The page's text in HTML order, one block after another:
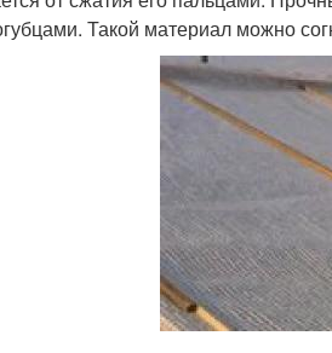
Такой материал можно